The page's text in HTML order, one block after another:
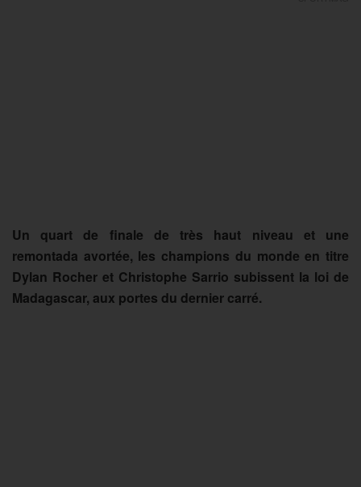
Un quart de finale de très haut niveau et une
remontada avortée, les champions du monde en titre
Dylan Rocher et Christophe Sarrio subissent la loi de
Madagascar, aux portes du dernier carré.